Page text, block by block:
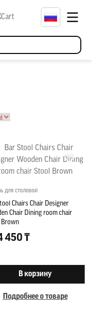
для столовой
Chairs Chair Designer
Chair Dining room chair
450 ₸
В корзину
Подробнее о товаре